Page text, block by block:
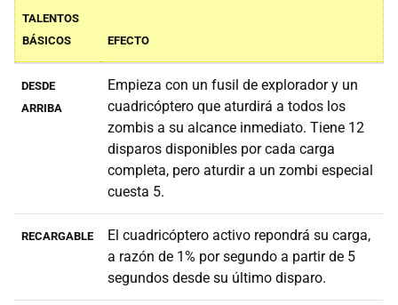
TALENTOS
BÁSICOS
EFECTO
DESDE
ARRIBA
Empieza con un fusil de explorador y un
cuadricóptero que aturdirá a todos los
zombis a su alcance inmediato. Tiene 12
disparos disponibles por cada carga
completa, pero aturdir a un zombi especial
cuesta 5.
RECARGABLE
El cuadricóptero activo repondrá su carga,
a razón de 1% por segundo a partir de 5
segundos desde su último disparo.